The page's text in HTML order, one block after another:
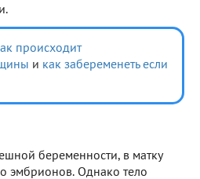
происходит
и как забеременеть если
беременности, в матку
эмбрионов. Однако тело